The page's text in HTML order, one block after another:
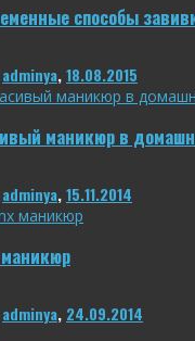
способы
adminya,18.08.2015
маникюр в
adminya,15.11.2014
adminya, 24.09.2014